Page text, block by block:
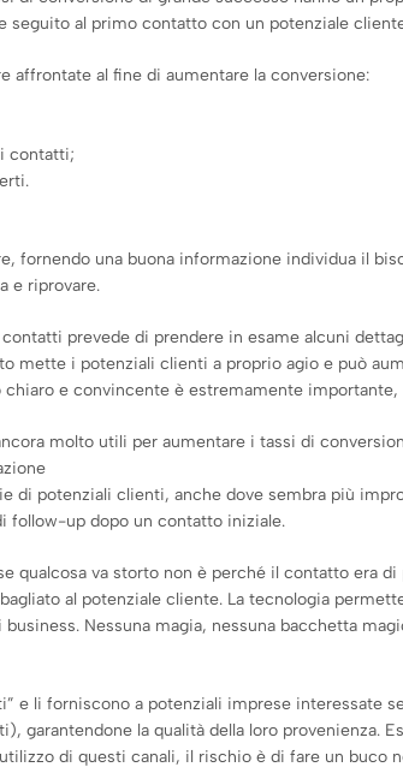
seguito al primo contatto con un potenziale
affrontate al fine di aumentare la conversione:
contatti;
fornendo una buona informazione individua il
e riprovare.
prevede di prendere in esame alcuni
mette i potenziali clienti a proprio agio e può
chiaro e convincente è estremamente
molto utili per aumentare i tassi di
di potenziali clienti, anche dove sembra più
follow-up dopo un contatto iniziale.
qualcosa va storto non è perché il contatto era
al potenziale cliente. La tecnologia
Nessuna magia, nessuna bacchetta
e li forniscono a potenziali imprese
garantendone la qualità della loro
di questi canali, il rischio è di fare un buco